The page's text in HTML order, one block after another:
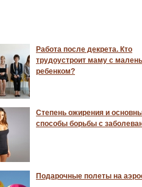
Работа после декрета. Кто
трудоустроит маму с
ребенком?
Степень ожирения и
способы борьбы с
Подарочные полеты на